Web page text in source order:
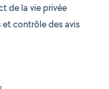
de la vie privée
contrôle des avis